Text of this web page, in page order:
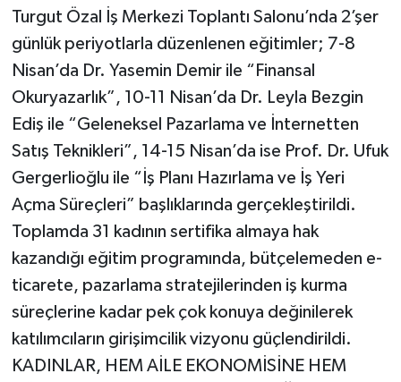
Turgut Özal İş Merkezi Toplantı Salonu’nda 2’şer
günlük periyotlarla düzenlenen eğitimler; 7-8
Nisan’da Dr. Yasemin Demir ile “Finansal
Okuryazarlık”, 10-11 Nisan’da Dr. Leyla Bezgin
Ediş ile “Geleneksel Pazarlama ve İnternetten
Satış Teknikleri”, 14-15 Nisan’da ise Prof. Dr. Ufuk
Gergerlioğlu ile “İş Planı Hazırlama ve İş Yeri
Açma Süreçleri” başlıklarında gerçekleştirildi.
Toplamda 31 kadının sertifika almaya hak
kazandığı eğitim programında, bütçelemeden e-
ticarete, pazarlama stratejilerinden iş kurma
süreçlerine kadar pek çok konuya değinilerek
katılımcıların girişimcilik vizyonu güçlendirildi.
KADINLAR, HEM AİLE EKONOMİSİNE HEM